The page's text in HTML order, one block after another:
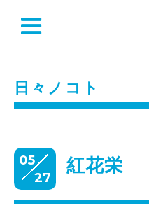
日々ノコト
05
27
紅花栄